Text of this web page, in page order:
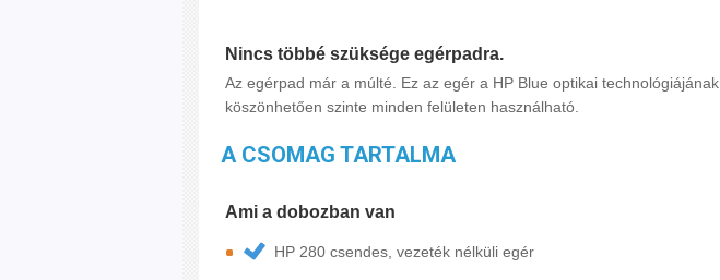
Nincs többé szüksége egérpadra.
Az egérpad már a múlté. Ez az egér a HP Blue optikai technológiájának
köszönhetően szinte minden felületen használható.
A CSOMAG TARTALMA
Ami a dobozban van
HP 280 csendes, vezeték nélküli egér